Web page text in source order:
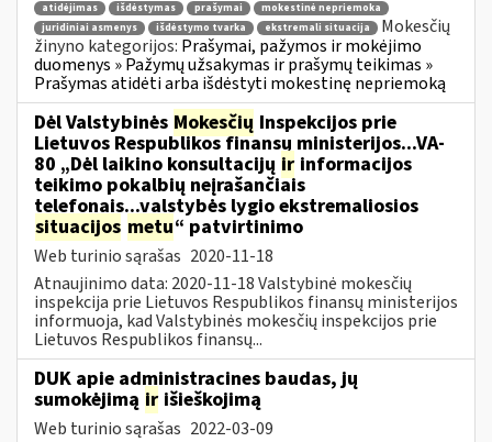
atidėjimas išdėstymas prašymai
mokestinė nepriemoka
juridiniai asmenys
išdėstymo tvarka ekstremali situacija
Mokesčių
žinyno kategorijos: Prašymai, pažymos ir mokėjimo
duomenys » Pažymų užsakymas ir prašymų teikimas »
Prašymas atidėti arba išdėstyti mokestinę nepriemoką
Dėl Valstybinės Mokesčių Inspekcijos prie
Lietuvos Respublikos finansų ministerijos...VA-
80 „Dėl laikino konsultacijų ir informacijos
teikimo pokalbių neįrašančiais
telefonais...valstybės lygio ekstremaliosios
situacijos metu“ patvirtinimo
Web turinio sąrašas 2020-11-18
Atnaujinimo data: 2020-11-18 Valstybinė mokesčių
inspekcija prie Lietuvos Respublikos finansų ministerijos
informuoja, kad Valstybinės mokesčių inspekcijos prie
Lietuvos Respublikos finansų...
DUK apie administracines baudas, jų
sumokėjimą ir išieškojimą
Web turinio sąrašas 2022-03-09